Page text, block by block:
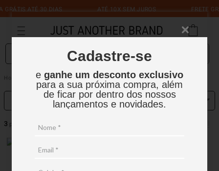
Cadastre-se
e ganhe um desconto exclusivo
para a sua próxima compra, além
de ficar por dentro dos nossos
lançamentos e novidades.
GRÁTIS ATÉ 30 DIAS ATÉ 10X SEM JUROS FRETE
O que você está procurando?
Masculino Tricôs
FILTRAR RELEVÂNCIA
3 produtos